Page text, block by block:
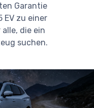
Garantie
EV zu einer
die ein
suchen.